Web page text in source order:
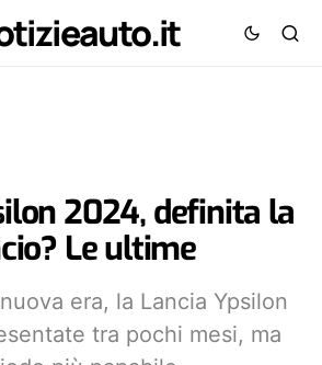
2024, definita la
Le ultime
era, la Lancia Ypsilon
tra pochi mesi, ma